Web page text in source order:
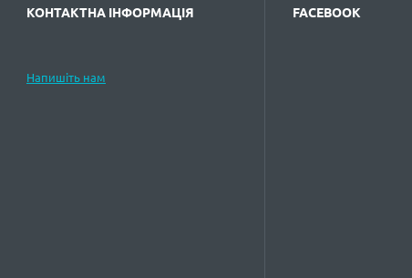
КОНТАКТНА ІНФОРМАЦІЯ
Напишіть нам
FACEBOOK